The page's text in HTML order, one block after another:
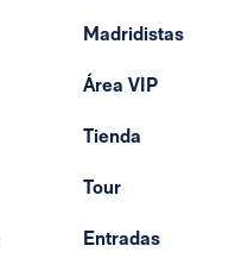
Madridistas
Área VIP
Tienda
Tour
Entradas